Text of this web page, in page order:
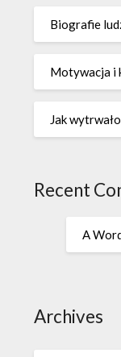
Biografie
Motywacja i
Jak
Recent
A
Archives